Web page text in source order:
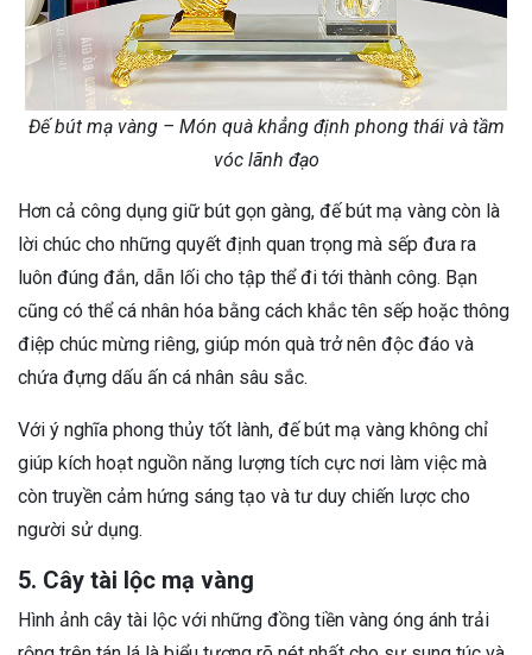
Đế bút mạ vàng – Món quà khẳng định phong thái và tầm
vóc lãnh đạo
Hơn cả công dụng giữ bút gọn gàng, đế bút mạ vàng còn là
lời chúc cho những quyết định quan trọng mà sếp đưa ra
luôn đúng đắn, dẫn lối cho tập thể đi tới thành công. Bạn
cũng có thể cá nhân hóa bằng cách khắc tên sếp hoặc thông
điệp chúc mừng riêng, giúp món quà trở nên độc đáo và
chứa đựng dấu ấn cá nhân sâu sắc.
Với ý nghĩa phong thủy tốt lành, đế bút mạ vàng không chỉ
giúp kích hoạt nguồn năng lượng tích cực nơi làm việc mà
còn truyền cảm hứng sáng tạo và tư duy chiến lược cho
người sử dụng.
5. Cây tài lộc mạ vàng
Hình ảnh cây tài lộc với những đồng tiền vàng óng ánh trải